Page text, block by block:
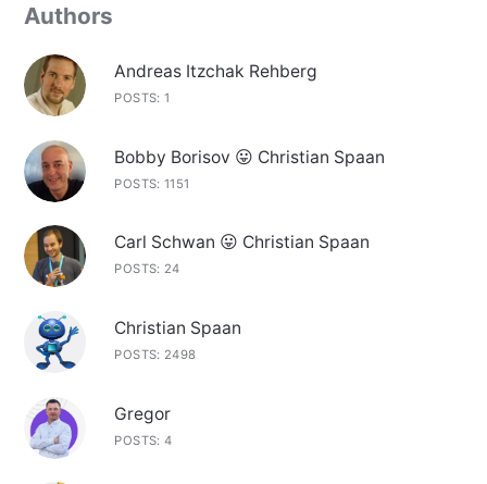
Authors
Andreas Itzchak Rehberg
POSTS: 1
Bobby Borisov 😛 Christian Spaan
POSTS: 1151
Carl Schwan 😛 Christian Spaan
POSTS: 24
Christian Spaan
POSTS: 2498
Gregor
POSTS: 4